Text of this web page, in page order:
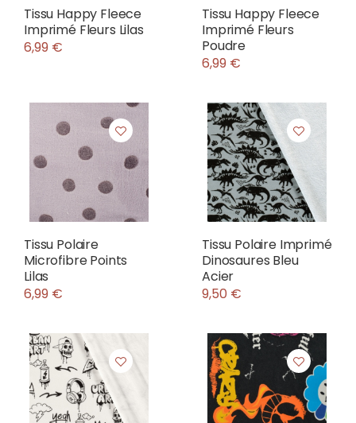
Tissu Happy Fleece
Imprimé Fleurs Lilas
6,99 €
Tissu Happy Fleece
Imprimé Fleurs
Poudre
6,99 €
Tissu Polaire
Microfibre Points
Lilas
6,99 €
Tissu Polaire Imprimé
Dinosaures Bleu
Acier
9,50 €